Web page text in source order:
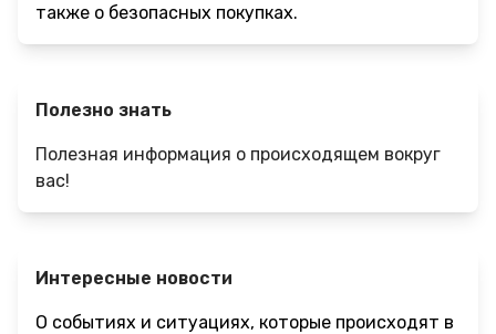
также о безопасных покупках.
Полезно знать
Полезная информация о происходящем вокруг
вас!
Интересные новости
О событиях и ситуациях, которые происходят в